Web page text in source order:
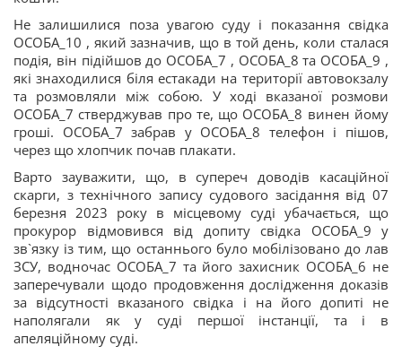
Не залишилися поза увагою суду і показання свідка
ОСОБА_10 , який зазначив, що в той день, коли сталася
подія, він підійшов до ОСОБА_7 , ОСОБА_8 та ОСОБА_9 ,
які знаходилися біля естакади на території автовокзалу
та розмовляли між собою. У ході вказаної розмови
ОСОБА_7 стверджував про те, що ОСОБА_8 винен йому
гроші. ОСОБА_7 забрав у ОСОБА_8 телефон і пішов,
через що хлопчик почав плакати.
Варто зауважити, що, в супереч доводів касаційної
скарги, з технічного запису судового засідання від 07
березня 2023 року в місцевому суді убачається, що
прокурор відмовився від допиту свідка ОСОБА_9 у
зв`язку із тим, що останнього було мобілізовано до лав
ЗСУ, водночас ОСОБА_7 та його захисник ОСОБА_6 не
заперечували щодо продовження дослідження доказів
за відсутності вказаного свідка і на його допиті не
наполягали як у суді першої інстанції, та і в
апеляційному суді.